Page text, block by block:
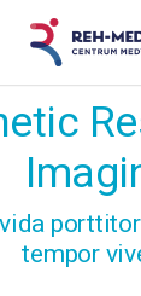
tempor